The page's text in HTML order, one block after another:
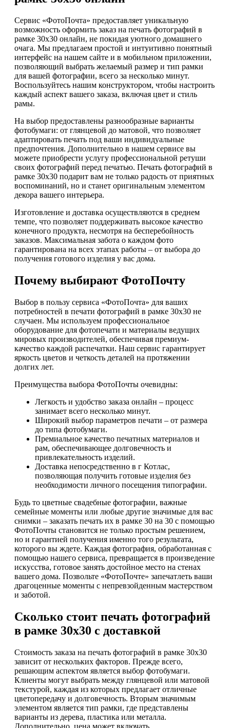
Сервис «ФотоПочта» предоставляет уникальную
возможность оформить заказ на печать фотографий в
рамке 30х30 онлайн, не покидая уютного домашнего
очага. Мы предлагаем простой и интуитивно понятный
интерфейс на нашем сайте и в мобильном приложении,
позволяющий выбрать желаемый размер и тип рамки
для вашей фотографии, всего за несколько минут.
Воспользуйтесь нашим конструктором, чтобы настроить
каждый аспект вашего заказа, включая цвет и стиль
рамы.
На выбор предоставлены разнообразные варианты
фотобумаги: от глянцевой до матовой, что позволяет
адаптировать печать под ваши индивидуальные
предпочтения. Дополнительно в нашем сервисе вы
можете приобрести услугу профессиональной ретуши
своих фотографий перед печатью. Печать фотографий в
рамке 30х30 подарит вам не только радость от приятных
воспоминаний, но и станет оригинальным элементом
декора вашего интерьера.
Изготовление и доставка осуществляются в среднем
темпе, что позволяет поддерживать высокое качество
конечного продукта, несмотря на бесперебойность
заказов. Максимальная забота о каждом фото
гарантирована на всех этапах работы – от выбора до
получения готового изделия у вас дома.
Почему выбирают ФотоПочту
Выбор в пользу сервиса «ФотоПочта» для ваших
потребностей в печати фотографий в рамке 30х30 не
случаен. Мы используем профессиональное
оборудование для фотопечати и материалы ведущих
мировых производителей, обеспечивая премиум-
качество каждой распечатки. Наш сервис гарантирует
яркость цветов и четкость деталей на протяжении
долгих лет.
Преимущества выбора ФотоПочты очевидны:
Легкость и удобство заказа онлайн – процесс
занимает всего несколько минут.
Широкий выбор параметров печати – от размера
до типа фотобумаги.
Премиальное качество печатных материалов и
рам, обеспечивающее долговечность и
привлекательность изделий.
Доставка непосредственно в г Котлас,
позволяющая получить готовые изделия без
необходимости личного посещения типографии.
Будь то цветные свадебные фотографии, важные
семейные моменты или любые другие значимые для вас
снимки – заказать печать их в рамке 30 на 30 с помощью
ФотоПочты становится не только простым решением,
но и гарантией получения именно того результата,
которого вы ждете. Каждая фотография, обработанная с
помощью нашего сервиса, превращается в произведение
искусства, готовое занять достойное место на стенах
вашего дома. Позвольте «ФотоПочте» запечатлеть ваши
драгоценные моменты с непревзойденным мастерством
и заботой.
Сколько стоит печать фотографий
в рамке 30х30 с доставкой
Стоимость заказа на печать фотографий в рамке 30х30
зависит от нескольких факторов. Прежде всего,
решающим аспектом является выбор фотобумаги.
Клиенты могут выбрать между глянцевой или матовой
текстурой, каждая из которых предлагает отличные
цветопередачу и долговечность. Вторым значимым
элементом является тип рамки, где представлены
варианты из дерева, пластика или металла.
Дополнительно, цена может включать